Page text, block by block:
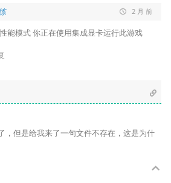
2 月 前
能模式 你正在使用集成显卡运行此游戏
，但是给我来了一句文件不存在，这是为什